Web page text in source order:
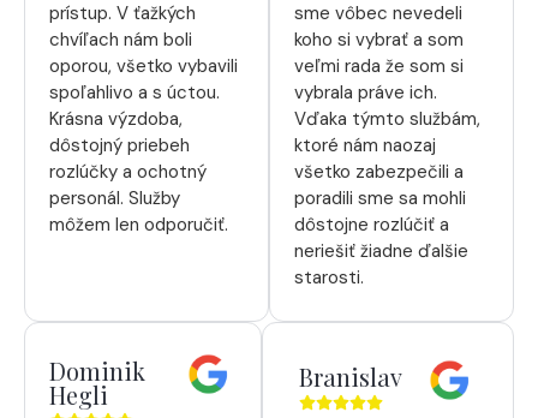
prístup. V ťažkých
chvíľach nám boli
oporou, všetko vybavili
spoľahlivo a s úctou.
Krásna výzdoba,
dôstojný priebeh
rozlúčky a ochotný
personál. Služby
môžem len odporučiť.
sme vôbec nevedeli
koho si vybrať a som
veľmi rada že som si
vybrala práve ich.
Vďaka týmto službám,
ktoré nám naozaj
všetko zabezpečili a
poradili sme sa mohli
dôstojne rozlúčiť a
neriešiť žiadne ďalšie
starosti.
Dominik
Hegli
Branislav